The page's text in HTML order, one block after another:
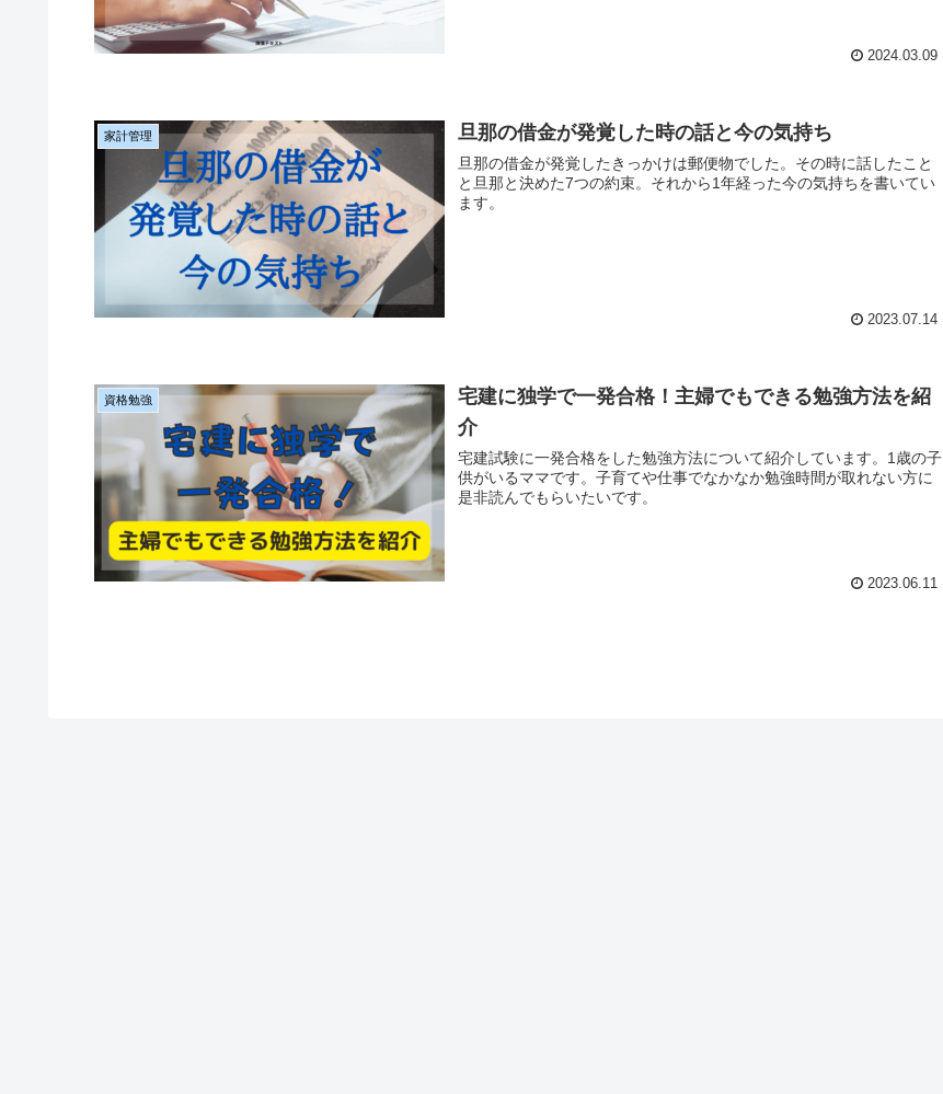
2024.03.09
家計管理 旦那の借金が発覚した時の話と今の気持ち
旦那の借金が発覚したきっかけは郵便物でした。その時に話したこと
と旦那と決めた7つの約束。それから1年経った今の気持ちを書いてい
ます。
2023.07.14
資格勉強
宅建に独学で一発合格！主婦でもできる勉強方法を紹
介
宅建試験に一発合格をした勉強方法について紹介しています。1歳の子
供がいるママです。子育てや仕事でなかなか勉強時間が取れない方に
是非読んでもらいたいです。
2023.06.11